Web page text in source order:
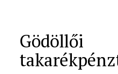
Gödöllői